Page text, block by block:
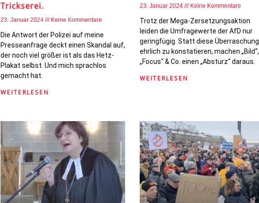
Trickserei.
23. Januar 2024 Keine Kommentare
Die Antwort der Polizei auf meine
Presseanfrage deckt einen Skandal auf,
der noch viel größer ist als das Hetz-
Plakat selbst. Und mich sprachlos
gemacht hat.
WEITERLESEN
23. Januar 2024 Keine Kommentare
Trotz der Mega-Zersetzungsaktion
leiden die Umfragewerte der AfD nur
geringfügig. Statt diese Überraschung
ehrlich zu konstatieren, machen „Bild“,
„Focus“ & Co. einen „Absturz“ daraus.
WEITERLESEN